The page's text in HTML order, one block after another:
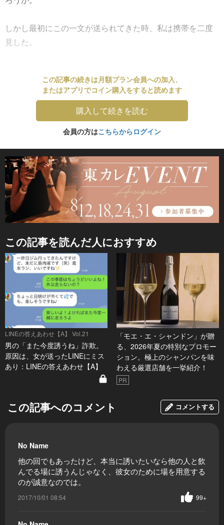
しかし最初にこの一文が送られてきた時、私は携帯を二度
見した。
この記事の続きは月額プラン会員への加入、
またはアプリでコイン購入をすると読めます
購入して続きを読む
会員の方はこちらからログイン
この記事を読んだ人におすすめ
LINEの答えあわせ【A】 Vol.21
男の「また今度誘うね」詐欺。
原因は、女が送ったLINEにミス
あり：LINEの答えあわせ【A】
「モエ・エ・シャンドン」が贈
る、2026年夏の特別なプロモー
ション。極上のシャンパンを味
わえる厳選店舗を一挙紹介！
PR
この記事へのコメント コメントする
No Name
他の回でもあったけど、本当に誘いたいなら他の人と飲
んでる場に誘うんじゃなく、彼女のために場を用意する
のが誠意なのでは。
2017/10/01 08:54 99+